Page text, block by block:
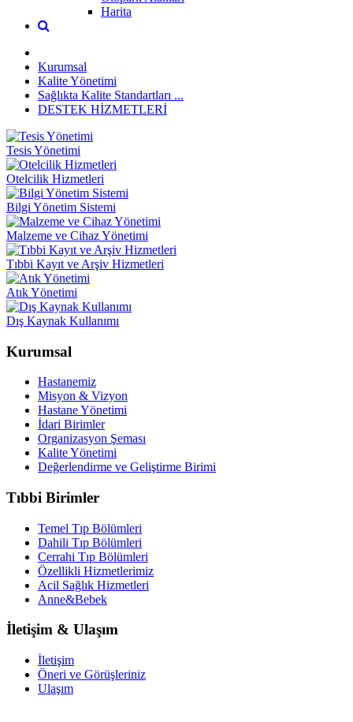
Harita
Kurumsal
Kalite Yönetimi
Sağlıkta Kalite Standartları ...
DESTEK HİZMETLERİ
Tesis Yönetimi
Otelcilik Hizmetleri
Bilgi Yönetim Sistemi
Malzeme ve Cihaz Yönetimi
Tıbbi Kayıt ve Arşiv Hizmetleri
Atık Yönetimi
Dış Kaynak Kullanımı
Kurumsal
Hastanemiz
Misyon & Vizyon
Hastane Yönetimi
İdari Birimler
Organizasyon Şeması
Kalite Yönetimi
Değerlendirme ve Geliştirme Birimi
Tıbbi Birimler
Temel Tıp Bölümleri
Dahili Tıp Bölümleri
Cerrahi Tıp Bölümleri
Özellikli Hizmetlerimiz
Acil Sağlık Hizmetleri
Anne&Bebek
İletişim & Ulaşım
İletişim
Öneri ve Görüşleriniz
Ulaşım